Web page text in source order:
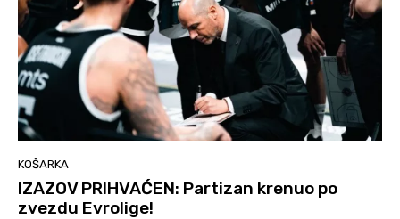
KOŠARKA
IZAZOV PRIHVAĆEN: Partizan krenuo po
zvezdu Evrolige!